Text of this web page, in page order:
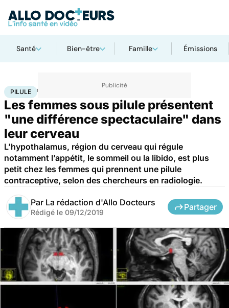
Santé Bien-être Famille Émissions
AccueilSanté Maladies neurologiques
PILULE
Les femmes sous pilule présentent
"une différence spectaculaire" dans
leur cerveau
L’hypothalamus, région du cerveau qui régule
notamment l’appétit, le sommeil ou la libido, est plus
petit chez les femmes qui prennent une pilule
contraceptive, selon des chercheurs en radiologie.
Par La rédaction d'Allo Docteurs
Rédigé le 09/12/2019
Partager